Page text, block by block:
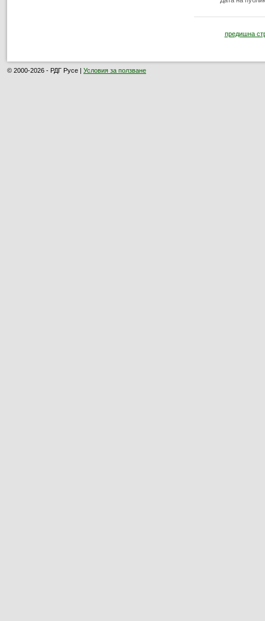
предишна
© 2000-2026 - РДГ Русе | Условия за ползване